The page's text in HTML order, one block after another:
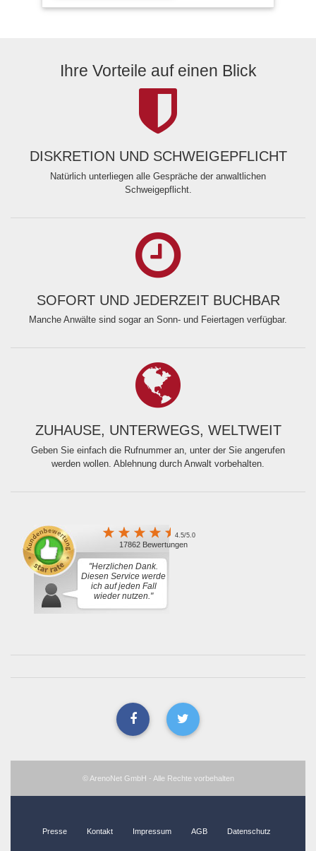
Ihre Vorteile auf einen Blick
DISKRETION UND SCHWEIGEPFLICHT
Natürlich unterliegen alle Gespräche der anwaltlichen
Schweigepflicht.
SOFORT UND JEDERZEIT BUCHBAR
Manche Anwälte sind sogar an Sonn- und Feiertagen verfügbar.
ZUHAUSE, UNTERWEGS, WELTWEIT
Geben Sie einfach die Rufnummer an, unter der Sie angerufen
werden wollen. Ablehnung durch Anwalt vorbehalten.
4.5/5.0
17862 Bewertungen
"Herzlichen Dank.
Diesen Service werde
ich auf jeden Fall
wieder nutzen."
© ArenoNet GmbH - Alle Rechte vorbehalten
Presse Kontakt Impressum AGB Datenschutz